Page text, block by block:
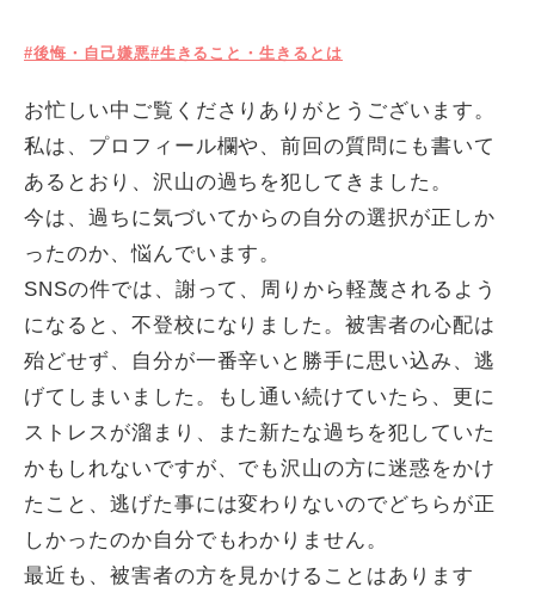
#後悔・自己嫌悪#生きること・生きるとは
お忙しい中ご覧くださりありがとうございます。
私は、プロフィール欄や、前回の質問にも書いて
あるとおり、沢山の過ちを犯してきました。
今は、過ちに気づいてからの自分の選択が正しか
ったのか、悩んでいます。
SNSの件では、謝って、周りから軽蔑されるよう
になると、不登校になりました。被害者の心配は
殆どせず、自分が一番辛いと勝手に思い込み、逃
げてしまいました。もし通い続けていたら、更に
ストレスが溜まり、また新たな過ちを犯していた
かもしれないですが、でも沢山の方に迷惑をかけ
たこと、逃げた事には変わりないのでどちらが正
しかったのか自分でもわかりません。
最近も、被害者の方を見かけることはあります